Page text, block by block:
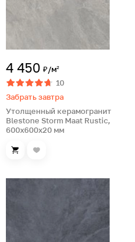
4 450 ₽/м²
10
Забрать завтра
Утолщенный керамогранит
Blestone Storm Maat Rustic,
600х600х20 мм